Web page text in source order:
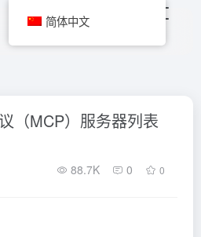
（MCP）服务器列表
88.7K 0 0
简体中文